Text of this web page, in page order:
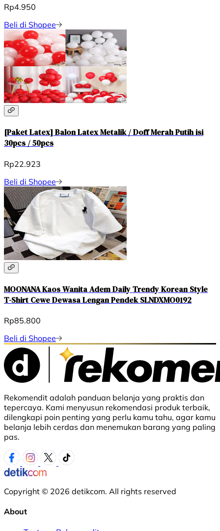
Rp4.950
Beli di Shopee
[Paket Latex] Balon Latex Metalik / Doff Merah Putih isi
30pcs / 50pcs
Rp22.923
Beli di Shopee
MOONANA Kaos Wanita Adem Daily Trendy Korean Style
T-Shirt Cewe Dewasa Lengan Pendek SLNDXMO0192
Rp85.800
Beli di Shopee
Rekomendit adalah panduan belanja yang praktis dan
tepercaya. Kami menyusun rekomendasi produk terbaik,
dilengkapi poin penting yang perlu kamu tahu, agar kamu
belanja lebih cerdas dan menemukan barang yang paling
pas.
Copyright © 2026 detikcom. All rights reserved
About